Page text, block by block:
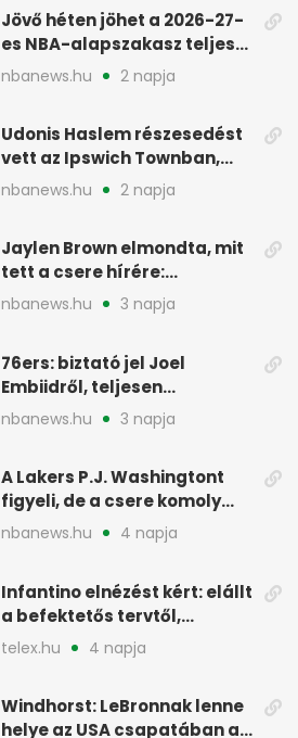
Jövő héten jöhet a 2026-27-
es NBA-alapszakasz teljes
menetrendje
nbanews.hu 2 napja
Udonis Haslem részesedést
vett az Ipswich Townban,
Premier League-szereplés
nbanews.hu 2 napja
Jaylen Brown elmondta, mit
tett a csere hírére:
elhajította a telefonját
nbanews.hu 3 napja
76ers: biztató jel Joel
Embiidről, teljesen
egészségesen készül
nbanews.hu 3 napja
A Lakers P.J. Washingtont
figyeli, de a csere komoly
akadályokba ütközhet
nbanews.hu 4 napja
Infantino elnézést kért: elállt
a befektetős tervtől,
maradhat FIFA-elnök
telex.hu 4 napja
Windhorst: LeBronnak lenne
helye az USA csapatában a